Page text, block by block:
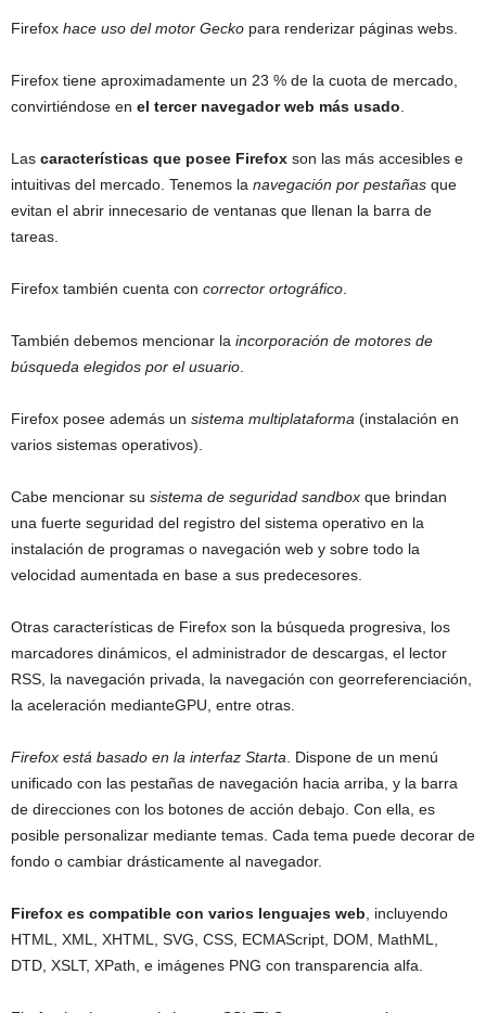
Firefox hace uso del motor Gecko para renderizar páginas webs.
Firefox tiene aproximadamente un 23 % de la cuota de mercado,
convirtiéndose en el tercer navegador web más usado
Las características que posee Firefox son las más accesibles e
intuitivas del mercado. Tenemos la navegación por pestañas que
evitan el abrir innecesario de ventanas que llenan la barra de
tareas.
Firefox también cuenta con corrector ortográfico
También debemos mencionar la incorporación de motores de
búsqueda elegidos por el usuario
Firefox posee además un sistema multiplataforma (instalación en
varios sistemas operativos).
Cabe mencionar su sistema de seguridad sandbox que brindan
una fuerte seguridad del registro del sistema operativo en la
instalación de programas o navegación web y sobre todo la
velocidad aumentada en base a sus predecesores.
Otras características de Firefox son la búsqueda progresiva, los
marcadores dinámicos, el administrador de descargas, el lector
RSS, la navegación privada, la navegación con georreferenciación,
la aceleración medianteGPU, entre otras.
Firefox está basado en la interfaz Starta . Dispone de un menú
unificado con las pestañas de navegación hacia arriba, y la barra
de direcciones con los botones de acción debajo. Con ella, es
posible personalizar mediante temas. Cada tema puede decorar de
fondo o cambiar drásticamente al navegador.
Firefox es compatible con varios lenguajes web , incluyendo
HTML, XML, XHTML, SVG, CSS, ECMAScript, DOM, MathML,
DTD, XSLT, XPath, e imágenes PNG con transparencia alfa.